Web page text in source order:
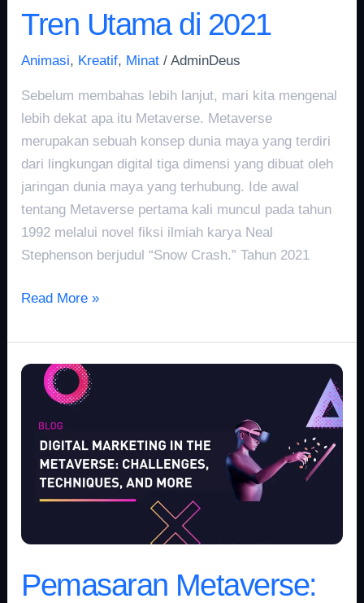
Tren Utama di 2021
Animasi, Kreatif, Minat /AdminDeus
Sebelum membahas lebih lanjut, mari kita mengenal
lebih dekat apa itu Metaverse. Metaverse
merupakan sebuah konsep dunia maya yang terdiri
dari lingkungan digital tiga dimensi yang dibuat oleh
jaringan dunia maya yang terhubung. Ide awal
tentang Metaverse pertama kali muncul pada tahun
1992 melalui novel fiksi ilmiah karya Neal
Stephenson berjudul “Snow Crash.” Tahun 2021
Read More »
Pemasaran Metaverse:
Pemasaran
Metaverse:
Merek
Merangkul
Realitas
Virtual